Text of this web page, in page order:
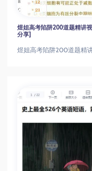
煜姐高考陷阱200道题精讲
分享]